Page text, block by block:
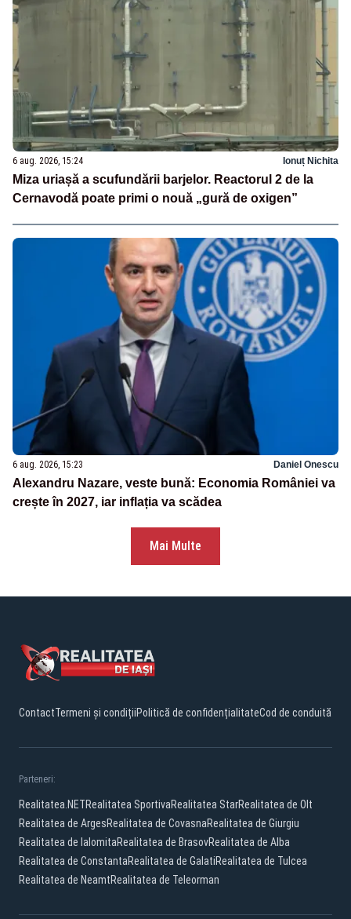
6 aug. 2026, 15:24 Ionuț Nichita
Miza uriașă a scufundării barjelor. Reactorul 2 de la
Cernavodă poate primi o nouă „gură de oxigen”
6 aug. 2026, 15:23 Daniel Onescu
Alexandru Nazare, veste bună: Economia României va
crește în 2027, iar inflația va scădea
Mai Multe
ContactTermeni și condițiiPolitică de confidențialitateCod de conduită
Parteneri:
Realitatea.NETRealitatea SportivaRealitatea StarRealitatea de Olt
Realitatea de ArgesRealitatea de CovasnaRealitatea de Giurgiu
Realitatea de IalomitaRealitatea de BrasovRealitatea de Alba
Realitatea de ConstantaRealitatea de GalatiRealitatea de Tulcea
Realitatea de NeamtRealitatea de Teleorman